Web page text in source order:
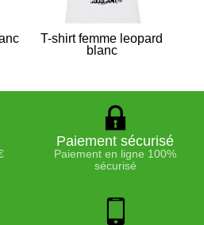
T-shirt femme leopard
blanc
Paiement sécurisé
Paiement en ligne 100%
sécurisé